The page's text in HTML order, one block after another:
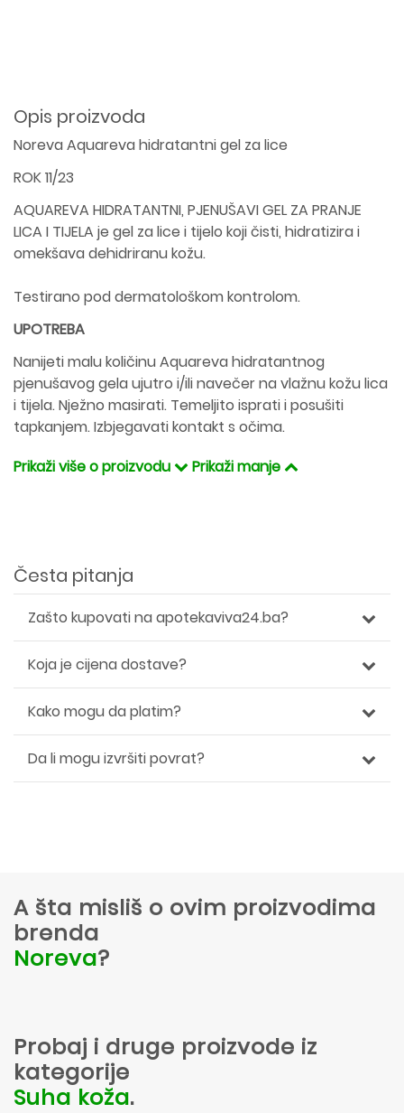
Opis proizvoda
Noreva Aquareva hidratantni gel za lice
ROK 11/23
AQUAREVA HIDRATANTNI, PJENUŠAVI GEL ZA PRANJE
LICA I TIJELA je gel za lice i tijelo koji čisti, hidratizira i
omekšava dehidriranu kožu.
Testirano pod dermatološkom kontrolom.
UPOTREBA
Nanijeti malu količinu Aquareva hidratantnog
pjenušavog gela ujutro i/ili navečer na vlažnu kožu lica
i tijela. Nježno masirati. Temeljito isprati i posušiti
tapkanjem. Izbjegavati kontakt s očima.
Prikaži više o proizvodu
Prikaži manje
Česta pitanja
Zašto kupovati na apotekaviva24.ba?
Koja je cijena dostave?
Kako mogu da platim?
Da li mogu izvršiti povrat?
A šta misliš o ovim proizvodima
brenda
Noreva?
Probaj i druge proizvode iz
kategorije
Suha koža.